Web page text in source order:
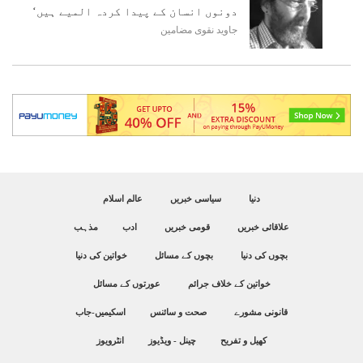
دونوں انسان کے پیدا کردہ المیے ہیں‘
جاوید نقوی مضامین
دنیا سیاسی خبریں عالم اسلام
علاقائی خبریں قومی خبریں ادب مذہب
بچوں کی دنیا بچوں کے مسائل خواتین کی دنیا
خواتین کے خلاف جرائم عورتوں کے مسائل
قانونی مشورے صحت و سائنس اسکیمیں-جاب
کھیل و تفریح چینل - ویڈیوز انٹرویوز